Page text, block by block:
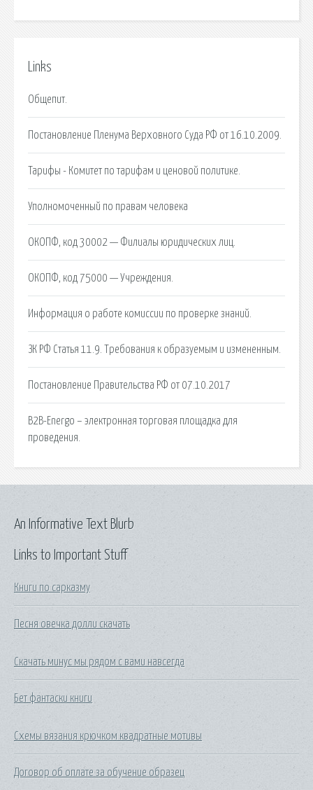
Links
Общепит.
Постановление Пленума Верховного Суда РФ от 16.10.2009.
Тарифы - Комитет по тарифам и ценовой политике.
Уполномоченный по правам человека
ОКОПФ, код 30002 — Филиалы юридических лиц.
ОКОПФ, код 75000 — Учреждения.
Информация о работе комиссии по проверке знаний.
ЗК РФ Статья 11.9. Требования к образуемым и измененным.
Постановление Правительства РФ от 07.10.2017
B2B-Energo – электронная торговая площадка для
проведения.
Links to Important Stuff
Книги по сарказму
Песня овечка долли скачать
Скачать минус мы рядом с вами навсегда
Бет фантаски книги
Схемы вязания крючком квадратные мотивы
Договор об оплате за обучение образец
An Informative Text Blurb